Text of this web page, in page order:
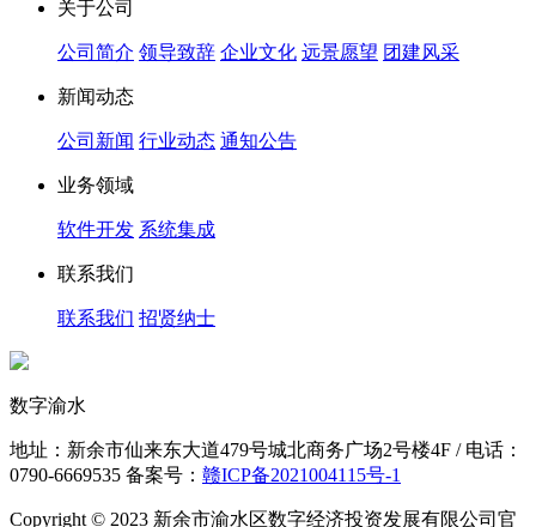
关于公司
公司简介 领导致辞 企业文化 远景愿望 团建风采
新闻动态
公司新闻 行业动态 通知公告
业务领域
软件开发 系统集成
联系我们
联系我们 招贤纳士
数字渝水
地址：新余市仙来东大道479号城北商务广场2号楼4F / 电话：
0790-6669535 备案号： 赣ICP备2021004115号-1
Copyright © 2023 新余市渝水区数字经济投资发展有限公司官